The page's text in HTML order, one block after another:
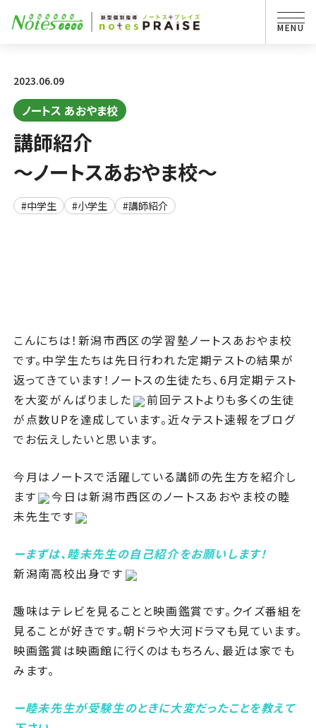
2023.06.09
ノートス あおやま校
講師紹介
～ノートスあおやま校～
#中学生 #小学生 #講師紹介
こんにちは！新潟市西区の学習塾ノートスあおやま校
です。中学生たちは先日行われた定期テストの結果が
返ってきています！ノートスの生徒たち、6月定期テスト
を大変がんばりました
前回テストよりも多くの生徒
が点数UPを達成しています。近々テスト速報をブログ
でお伝えしたいと思います。
今月はノートスで活躍している講師の先生方を紹介し
ます
今日は新潟市西区のノートスあおやま校の睦
未先生です
ーまずは、睦未先生の自己紹介をお願いします！
新潟南高校出身です
趣味はテレビを見ることと映画鑑賞です。クイズ番組を
見ることが好きです。朝ドラや大河ドラマも見ています。
映画鑑賞は映画館に行くのはもちろん、最近は家でも
みます。
ー睦未先生が受験生のときに大変だったことを教えて